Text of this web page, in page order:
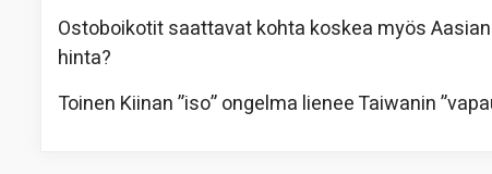
Ostoboikotit saattavat kohta koskea myös
hinta?
Toinen Kiinan ”iso” ongelma lienee Taiwanin